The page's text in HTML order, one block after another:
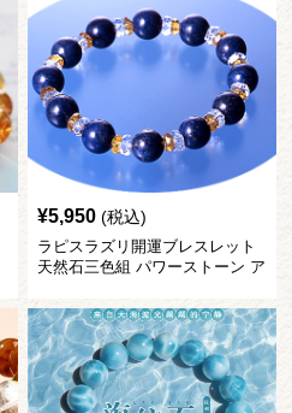
¥5,950 (税込)
ラピスラズリ開運ブレスレット
天然石三色組 パワーストーン ア